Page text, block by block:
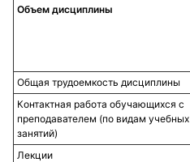
Объем дисциплины
Общая трудоемкость дисциплины
Контактная работа обучающихся с
преподавателем (по видам учебных
занятий)
Лекции